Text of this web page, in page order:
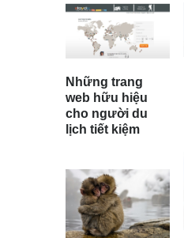
Những trang
web hữu hiệu
cho người du
lịch tiết kiệm